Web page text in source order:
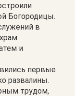
Богородицы.
в
и
первые
развалины.
трудом,